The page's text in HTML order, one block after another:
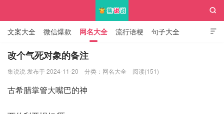

文案大全 微信爆款 网名大全 流行语梗 句子大全
知识大全

改个气死对象的备注
集说说 发布于 2024-11-20 分类： 网名大全 阅读(151)
古希腊掌管大嘴巴的神